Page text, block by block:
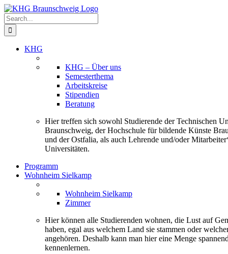
Skip
to
content
Search
for:
KHG
KHG – Über uns
Semesterthema
Arbeitskreise
Stipendien
Beratung
Hier treffen sich sowohl Studierende der Technischen
Braunschweig, der Hochschule für bildende Künste
und der Ostfalia, als auch Lehrende und/oder
Universitäten.
Programm
Wohnheim Sielkamp
Wohnheim Sielkamp
Zimmer
Hier können alle Studierenden wohnen, die Lust auf
haben, egal aus welchem Land sie stammen oder
angehören. Deshalb kann man hier eine Menge
kennenlernen.